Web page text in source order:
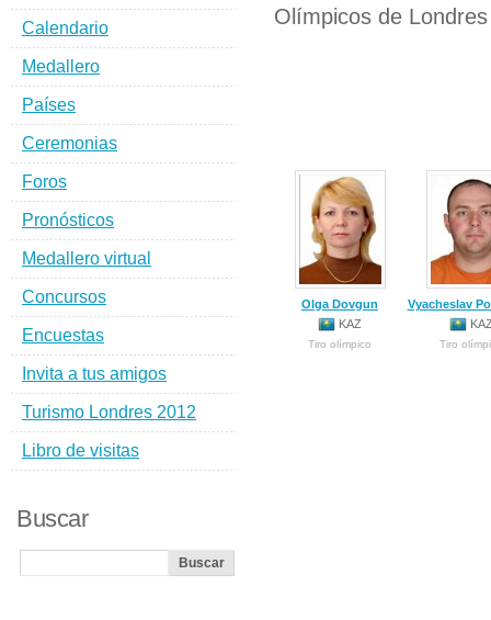
Olímpicos de
Olga Dovgun
KAZ
Tiro olímpico
Vyacheslav
Tiro
Calendario
Medallero
Países
Ceremonias
Foros
Pronósticos
Medallero virtual
Concursos
Encuestas
Invita a tus amigos
Turismo Londres 2012
Libro de visitas
Buscar